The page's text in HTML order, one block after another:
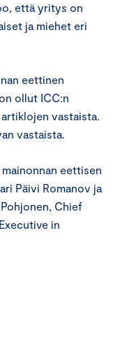
että yritys on
ja miehet eri
eettinen
ollut ICC:n
vastaista.
vastaista.
eettisen
Päivi Romanov ja
Chief
in